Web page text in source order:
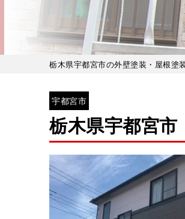
栃木県宇都宮市の外壁塗装・屋根塗
宇都宮市
栃木県宇都宮